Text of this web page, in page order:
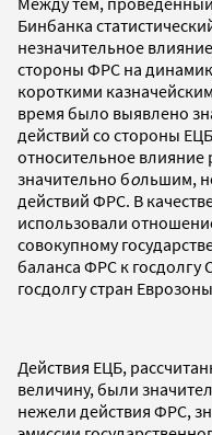
Бинбанка
незначительное
стороны ФРС на
короткими
время было выявлено
действий со стороны
относительное
значительно большим,
действий ФРС. В
использовали
совокупному
баланса ФРС к
госдолгу стран
Действия ЕЦБ,
величину, были
нежели действия ФРС,